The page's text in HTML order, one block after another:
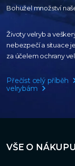
Bohužel množství
Životy velryb a
nebezpečí a situace
za účelem ochrany
Přečíst celý příběh
velrybám
VŠE O NÁKUPU